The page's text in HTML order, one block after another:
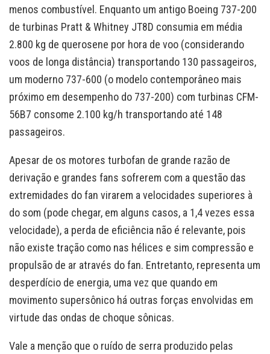
menos combustível. Enquanto um antigo Boeing 737-200
de turbinas Pratt & Whitney JT8D consumia em média
2.800 kg de querosene por hora de voo (considerando
voos de longa distância) transportando 130 passageiros,
um moderno 737-600 (o modelo contemporâneo mais
próximo em desempenho do 737-200) com turbinas CFM-
56B7 consome 2.100 kg/h transportando até 148
passageiros.
Apesar de os motores turbofan de grande razão de
derivação e grandes fans sofrerem com a questão das
extremidades do fan virarem a velocidades superiores à
do som (pode chegar, em alguns casos, a 1,4 vezes essa
velocidade), a perda de eficiência não é relevante, pois
não existe tração como nas hélices e sim compressão e
propulsão de ar através do fan. Entretanto, representa um
desperdício de energia, uma vez que quando em
movimento supersônico há outras forças envolvidas em
virtude das ondas de choque sônicas.
Vale a menção que o ruído de serra produzido pelas